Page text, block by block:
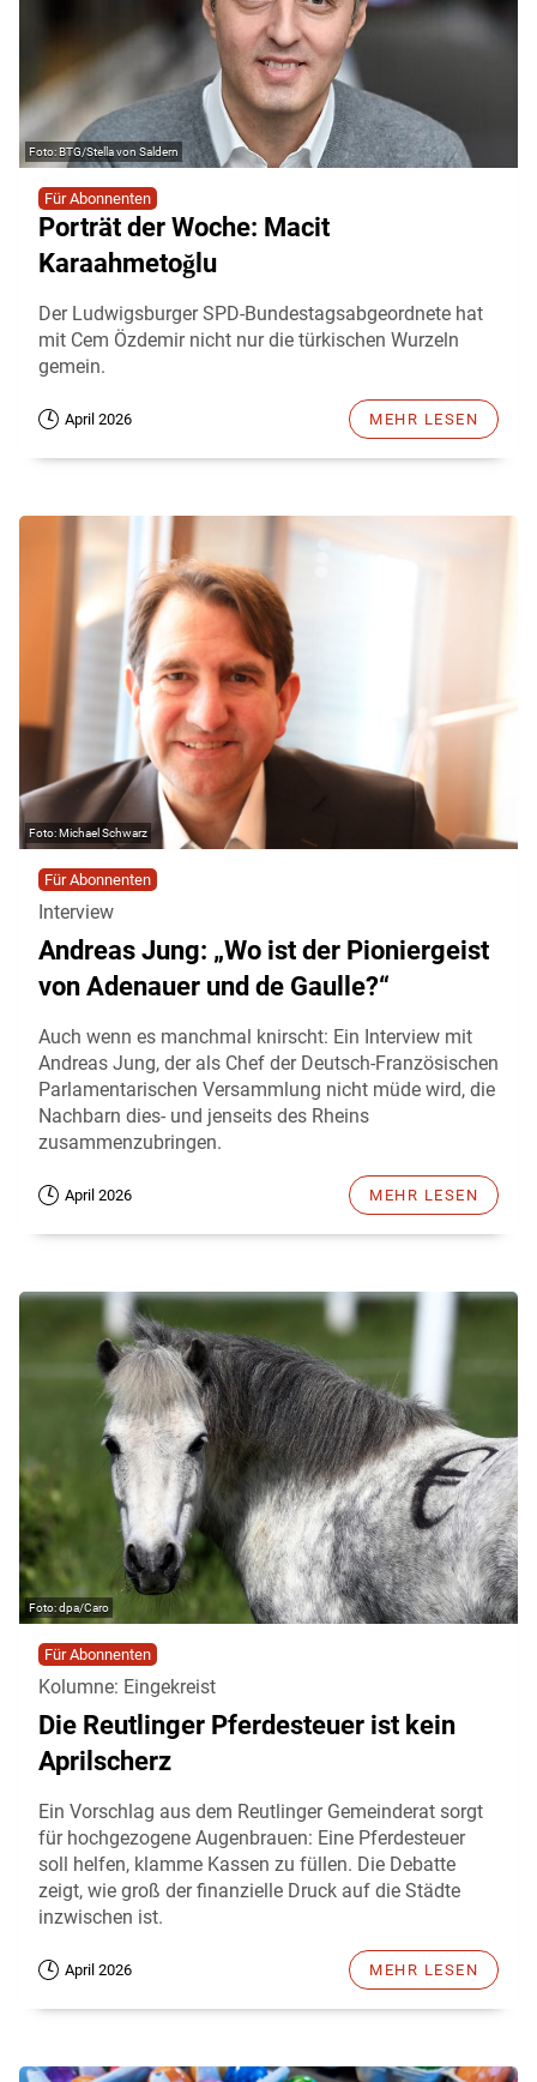
BTG/Stella von Saldern
Für Abonnenten
Porträt der Woche: Macit
Karaahmetoğlu
Der Ludwigsburger SPD-Bundestagsabgeordnete hat
mit Cem Özdemir nicht nur die türkischen Wurzeln
gemein.
April 2026 MEHR LESEN
Michael Schwarz
Für Abonnenten
Interview
Andreas Jung: „Wo ist der Pioniergeist
von Adenauer und de Gaulle?“
Auch wenn es manchmal knirscht: Ein Interview mit
Andreas Jung, der als Chef der Deutsch-Französischen
Parlamentarischen Versammlung nicht müde wird, die
Nachbarn dies- und jenseits des Rheins
zusammenzubringen.
April 2026 MEHR LESEN
dpa/Caro
Für Abonnenten
Kolumne: Eingekreist
Die Reutlinger Pferdesteuer ist kein
Aprilscherz
Ein Vorschlag aus dem Reutlinger Gemeinderat sorgt
für hochgezogene Augenbrauen: Eine Pferdesteuer
soll helfen, klamme Kassen zu füllen. Die Debatte
zeigt, wie groß der finanzielle Druck auf die Städte
inzwischen ist.
April 2026 MEHR LESEN